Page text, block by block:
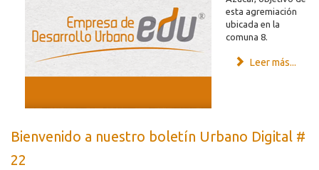
esta agremiación
ubicada en la
comuna 8.
Leer más...
Bienvenido a nuestro boletín Urbano Digital #
22